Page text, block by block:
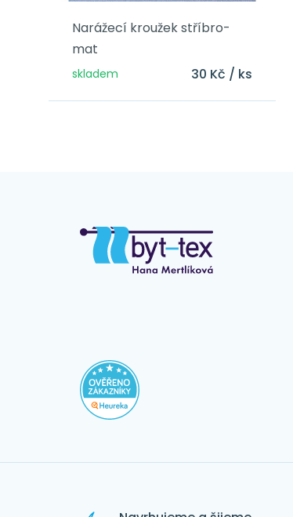
Narážecí kroužek stříbro-
mat
skladem 30 Kč / ks